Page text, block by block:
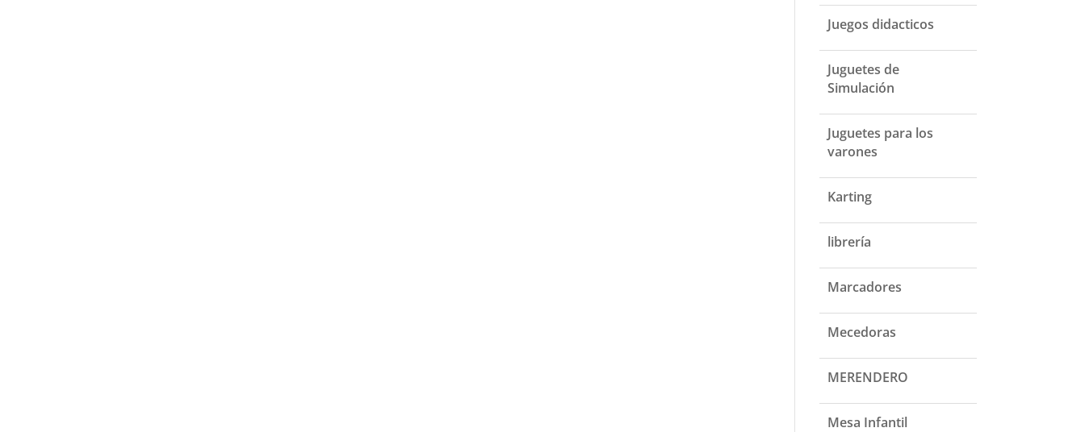
Juegos didacticos
Juguetes de
Simulación
Juguetes para los
varones
Karting
librería
Marcadores
Mecedoras
MERENDERO
Mesa Infantil